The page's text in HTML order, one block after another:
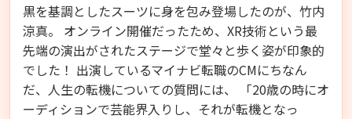
黒を基調としたスーツに身を包み登場したのが、竹内
涼真。 オンライン開催だったため、XR技術という最
先端の演出がされたステージで堂々と歩く姿が印象的
でした！ 出演しているマイナビ転職のCMにちなん
だ、人生の転機についての質問には、 「20歳の時にオ
ーディションで芸能界入りし、それが転機となっ